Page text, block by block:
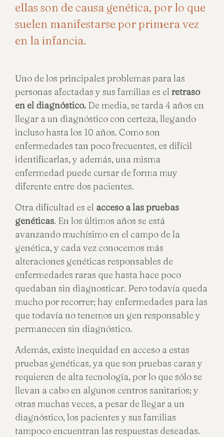
ellas son de causa genética, por lo que
suelen manifestarse por primera vez
en la infancia.
Uno de los principales problemas para las
personas afectadas y sus familias es el retraso
en el diagnóstico. De media, se tarda 4 años en
llegar a un diagnóstico con certeza, llegando
incluso hasta los 10 años. Como son
enfermedades tan poco frecuentes, es difícil
identificarlas, y además, una misma
enfermedad puede cursar de forma muy
diferente entre dos pacientes.
Otra dificultad es el acceso a las pruebas
genéticas. En los últimos años se está
avanzando muchísimo en el campo de la
genética, y cada vez conocemos más
alteraciones genéticas responsables de
enfermedades raras que hasta hace poco
quedaban sin diagnosticar. Pero todavía queda
mucho por recorrer; hay enfermedades para las
que todavía no tenemos un gen responsable y
permanecen sin diagnóstico.
Además, existe inequidad en acceso a estas
pruebas genéticas, ya que son pruebas caras y
requieren de alta tecnología, por lo que sólo se
llevan a cabo en algunos centros sanitarios; y
otras muchas veces, a pesar de llegar a un
diagnóstico, los pacientes y sus familias
tampoco encuentran las respuestas deseadas.